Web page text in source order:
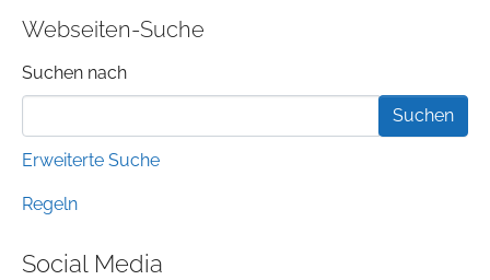
Webseiten-Suche
Suchformular
Suchen nach
Erweiterte Suche
Regeln
Social Media